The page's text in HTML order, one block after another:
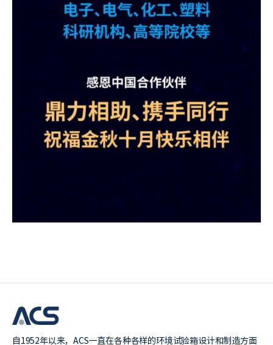
自1952年以来，ACS一直在各种各样的环境试验箱设计和制造方面